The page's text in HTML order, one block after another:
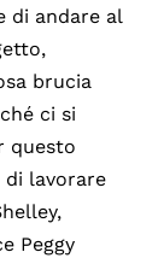
di andare al
brucia
ci si
questo
di lavorare
Peggy